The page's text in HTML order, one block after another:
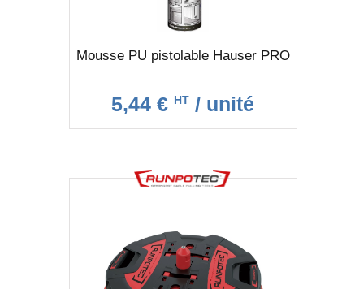
Mousse PU pistolable Hauser PRO
5,44 € HT / unité